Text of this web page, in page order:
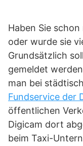
Haben Sie
oder wurde sie
Grundsätzlich
gemeldet
man bei
Fundservice der
öffentlichen
Digicam dort
beim Taxi-